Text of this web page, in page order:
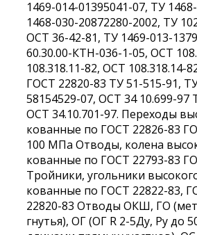
1469-014-01395041-07, ТУ
1468-030-20872280-2002, ТУ
ОСТ 36-42-81, ТУ 1469-013-
60.30.00-КТН-036-1-05, ОСТ
108.318.11-82, ОСТ 108.318.14-
ГОСТ 22820-83 ТУ 51-515-91,
58154529-07, ОСТ 34 10.699-97
ОСТ 34.10.701-97. Переходы
кованные по ГОСТ 22826-83
100 МПа Отводы, колена
кованные по ГОСТ 22793-83
Тройники, угольники
кованные по ГОСТ 22822-83,
22820-83 Отводы ОКШ, ГО
гнутья), ОГ (ОГ R 2-5Ду, Ру до